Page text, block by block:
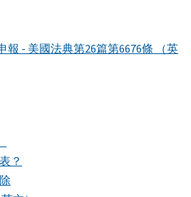
- 美國法典第26篇第6676條 （英
？